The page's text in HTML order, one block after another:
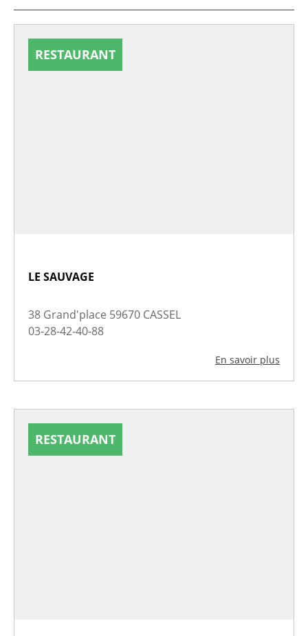
RESTAURANT
LE SAUVAGE
38 Grand'place 59670 CASSEL
03-28-42-40-88
En savoir plus
RESTAURANT